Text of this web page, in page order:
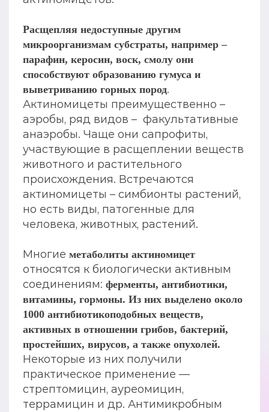
Расщепляя недоступные другим
микроорганизмам субстраты, например –
парафин, керосин, воск, смолу они
способствуют образованию гумуса и
выветриванию горных пород.
Актиномицеты преимущественно –
аэробы, ряд видов – факультативные
анаэробы. Чаще они сапрофиты,
участвующие в расщеплении веществ
животного и растительного
происхождения. Встречаются
актиномицеты – симбионты растений,
но есть виды, патогенные для
человека, животных, растений.
Многиеметаболиты актиномицет
относятся к биологически активным
соединениям: ферменты, антибиотики,
витамины, гормоны. Из них выделено около
1000 антибиотикоподобных веществ,
активных в отношении грибов, бактерий,
простейших, вирусов, а также опухолей.
Некоторые из них получили
практическое применение —
стрептомицин, ауреомицин,
террамицин и др. Антимикробным